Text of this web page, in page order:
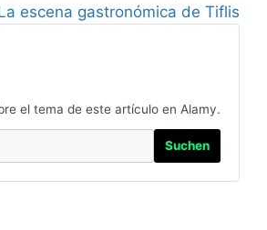
escena gastronómica de Tiflis
el tema de este artículo en Alamy.
Suchen